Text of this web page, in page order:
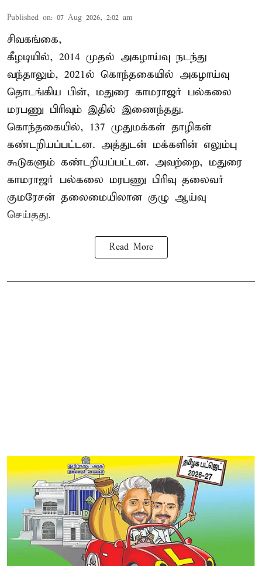
Published on: 07 Aug 2026, 2:02 am
சிவகங்கை,
கீழடியில், 2014 முதல் அகழாய்வு நடந்து
வந்தாலும், 2021ல் கொந்தகையில் அகழாய்வு
தொடங்கிய பின், மதுரை காமராஜர் பல்கலை
மரபணு பிரிவும் இதில் இணைந்தது.
கொந்தகையில், 137 முதுமக்கள் தாழிகள்
கண்டறியப்பட்டன. அத்துடன் மக்களின் எலும்பு
கூடுகளும் கண்டறியப்பட்டன. அவற்றை, மதுரை
காமராஜர் பல்கலை மரபணு பிரிவு தலைவர்
குமரேசன் தலைமையிலான குழு ஆய்வு
செய்தது.
Read More